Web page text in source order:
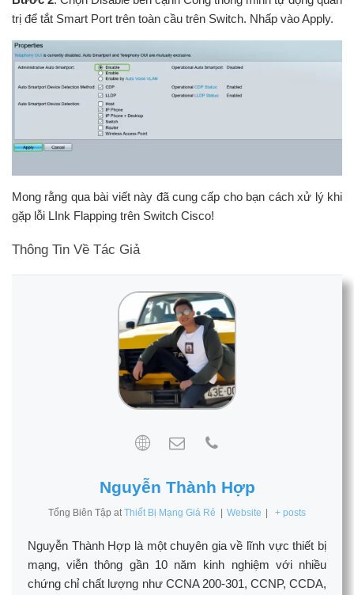
trị để tắt Smart Port trên toàn cầu trên Switch. Nhấp vào Apply.
Mong rằng qua bài viết này đã cung cấp cho bạn cách xử lý khi
gặp lỗi LInk Flapping trên Switch Cisco!
Thông Tin Về Tác Giả
Nguyễn Thành Hợp
Tổng Biên Tập at Thiết Bị Mạng Giá Rẻ Website + posts
Nguyễn Thành Hợp là một chuyên gia về lĩnh vực thiết bị
mạng, viễn thông gần 10 năm kinh nghiệm với nhiều
chứng chỉ chất lượng như CCNA 200-301, CCNP, CCDA,